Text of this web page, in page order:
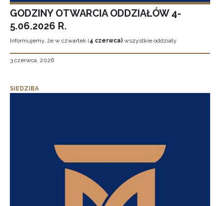
GODZINY OTWARCIA ODDZIAŁÓW 4-
5.06.2026 R.
Informujemy, że w czwartek (4 czerwca) wszystkie oddziały
3 czerwca, 2026
SIEDZIBA